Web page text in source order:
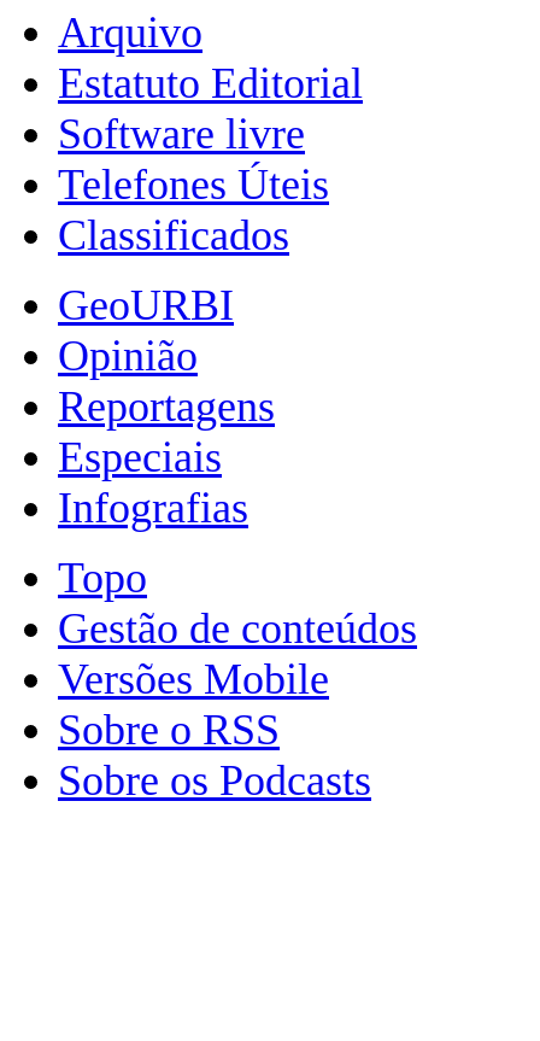
Arquivo
Estatuto Editorial
Software livre
Telefones Úteis
Classificados
GeoURBI
Opinião
Reportagens
Especiais
Infografias
Topo
Gestão de conteúdos
Versões Mobile
Sobre o RSS
Sobre os Podcasts